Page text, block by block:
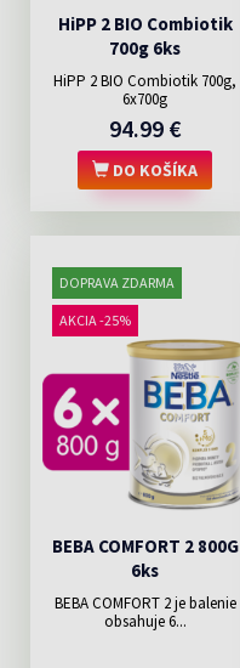
HiPP 2 BIO Combiotik
700g 6ks
HiPP 2 BIO Combiotik 700g,
6x700g
94.99 €
DO KOŠÍKA
DOPRAVA ZDARMA
AKCIA -25%
BEBA COMFORT 2 800G
6ks
BEBA COMFORT 2 je balenie
obsahuje 6...